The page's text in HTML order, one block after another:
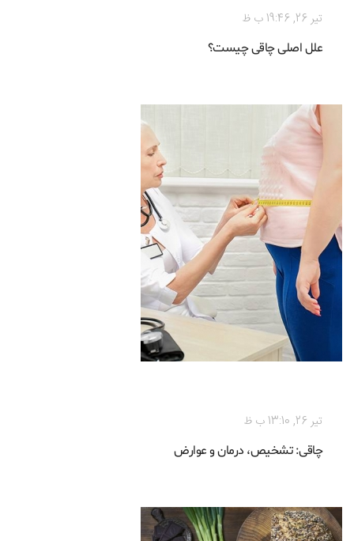
تیر 26, 19:46 ب ظ
علل اصلی چاقی چیست؟
تیر 26, 13:10 ب ظ
چاقی: تشخیص، درمان و عوارض